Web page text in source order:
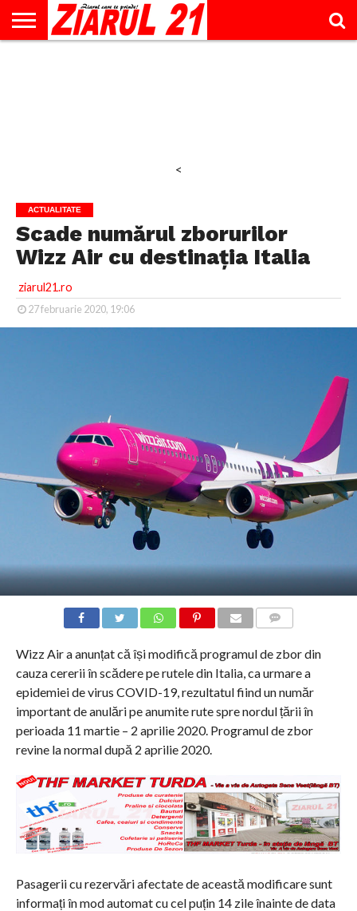
<
ACTUALITATE
Scade numărul zborurilor
Wizz Air cu destinația Italia
ziarul21.ro
27 februarie 2020, 19:06
Wizz Air a anunțat că își modifică programul de zbor din
cauza cererii în scădere pe rutele din Italia, ca urmare a
epidemiei de virus COVID-19, rezultatul fiind un număr
important de anulări pe anumite rute spre nordul țării în
perioada 11 martie – 2 aprilie 2020. Programul de zbor
revine la normal după 2 aprilie 2020.
Pasagerii cu rezervări afectate de această modificare sunt
informați în mod automat cu cel puțin 14 zile înainte de data